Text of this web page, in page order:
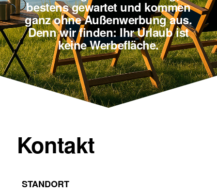
bestens gewartet und kommen
ganz ohne Außenwerbung aus.
Denn wir finden: Ihr Urlaub ist
keine Werbefläche.
Kontakt
STANDORT